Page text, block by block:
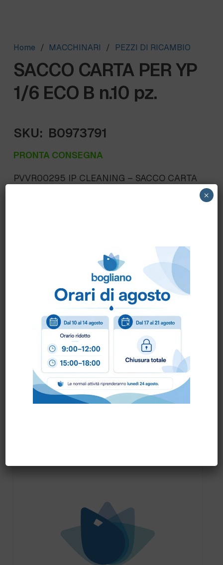
Home / MACCHINARI / PEZZI DI RICAMBIO
SACCO CARTA PER YP
1/6 ECO B n.10 pz.
SKU: B0973791
PRONTA CONSEGNA
PVVR00295 IP CLEANING – SACCO CARTA
Come ordinare?
Puoi ordinare chiamando al0172 478161
oppure
scrivendo una mail a info@bogliano.it.
Per ogni informazione siamo a disposizione.
×